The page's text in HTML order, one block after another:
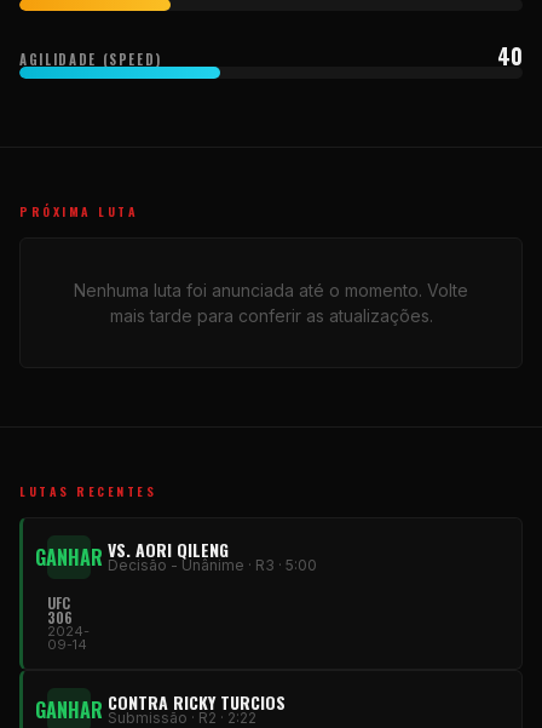
AGILIDADE (SPEED) 40
PRÓXIMA LUTA
Nenhuma luta foi anunciada até o momento. Volte
mais tarde para conferir as atualizações.
LUTAS RECENTES
GANHAR VS. AORI QILENG
Decisão - Unânime · R3 · 5:00
UFC
306
2024-
09-14
GANHAR CONTRA RICKY TURCIOS
Submissão · R2 · 2:22